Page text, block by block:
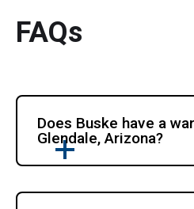
FAQs
Does Buske have a
Glendale, Arizona?